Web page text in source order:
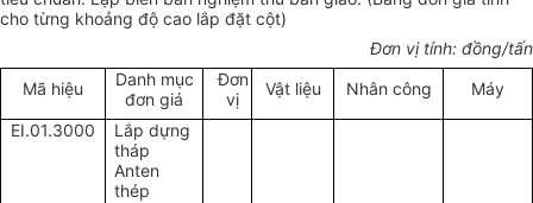
cho từng khoảng độ cao lắp đặt cột)
Đơn vị tính: đồng/tấn
Mã hiệu
Danh mục
đơn giá
Đơn
vị
Vật liệu Nhân công Máy
EI.01.3000
Lắp dựng
tháp
Anten
thép